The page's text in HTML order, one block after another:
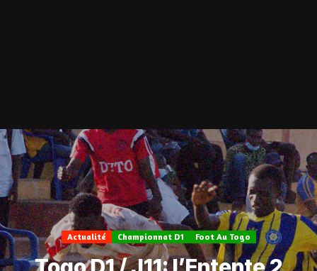
Actualité Championnat D1 Foot Au Togo